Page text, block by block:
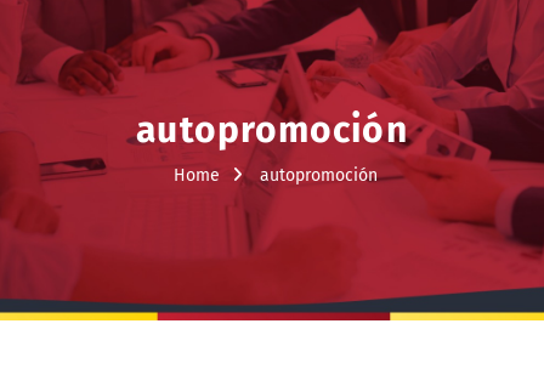
autopromoción
Home autopromoción